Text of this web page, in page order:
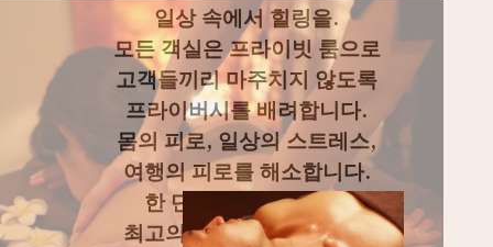
일상 속에서 힐링을.
모든 객실은 프라이빗 룸으로
고객들끼리 마주치지 않도록
프라이버시를 배려합니다.
몸의 피로, 일상의 스트레스,
여행의 피로를 해소합니다.
한 단계 높은 서비스로
최고의 순간을 제공합니다.